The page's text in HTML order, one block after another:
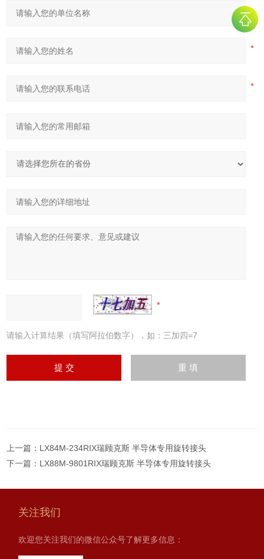
请输入计算结果（填写阿拉伯数字），如：三加四=7
上一篇： LX84M-234RIX瑞顾克斯 半导体专用旋转接头
下一篇： LX88M-9801RIX瑞顾克斯 半导体专用旋转接头
关注我们
欢迎您关注我们的微信公众号了解更多信息：